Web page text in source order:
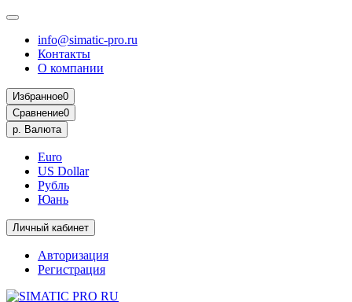
info@simatic-pro.ru
Контакты
О компании
Избранное0
Сравнение0
р. Валюта
Euro
US Dollar
Рубль
Юань
Личный кабинет
Авторизация
Регистрация